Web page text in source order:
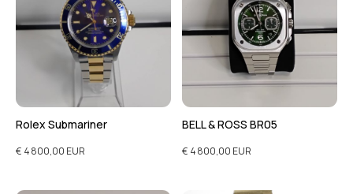
Rolex Submariner
€ 4 800,00 EUR
BELL & ROSS BR05
€ 4 800,00 EUR